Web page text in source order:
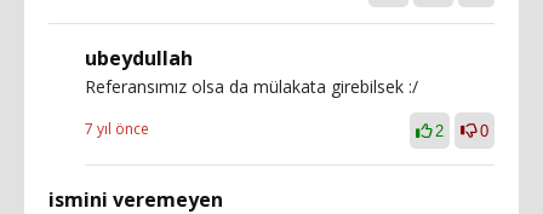
ubeydullah
Referansımız olsa da mülakata girebilsek :/
7 yıl önce 2 0
ismini veremeyen